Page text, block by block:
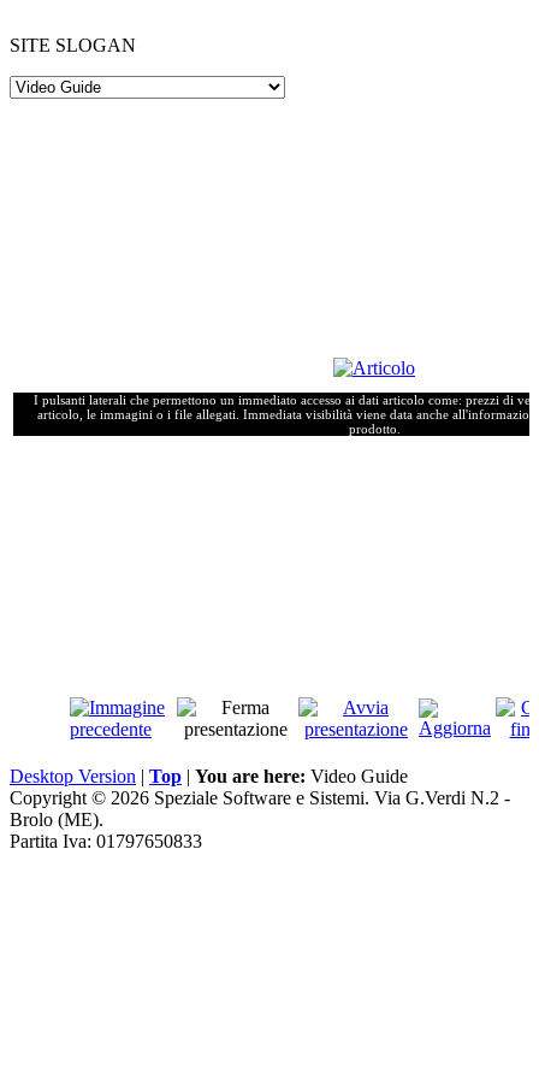
SITE SLOGAN
I pulsanti laterali che permettono un immediato accesso ai dati articolo come: prezzi di
articolo, le immagini o i file allegati. Immediata visibilità viene data anche
prodotto.
Desktop Version | Top | You are here: Video Guide
Copyright © 2026 Speziale Software e Sistemi. Via G.Verdi N.2 -
Brolo (ME).
Partita Iva: 01797650833